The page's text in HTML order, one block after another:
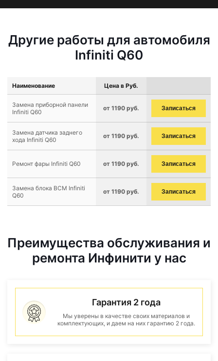
Другие работы для автомобиля
Infiniti Q60
Наименование Цена в Руб.
Замена приборной панели
Infiniti Q60
от 1190 руб. Записаться
Замена датчика заднего
хода Infiniti Q60
от 1190 руб. Записаться
Ремонт фары Infiniti Q60 от 1190 руб. Записаться
Замена блока BCM Infiniti
Q60
от 1190 руб. Записаться
Преимущества обслуживания и
ремонта Инфинити у нас
Гарантия 2 года
Мы уверены в качестве своих материалов и
комплектующих, и даем на них гарантию 2 года.